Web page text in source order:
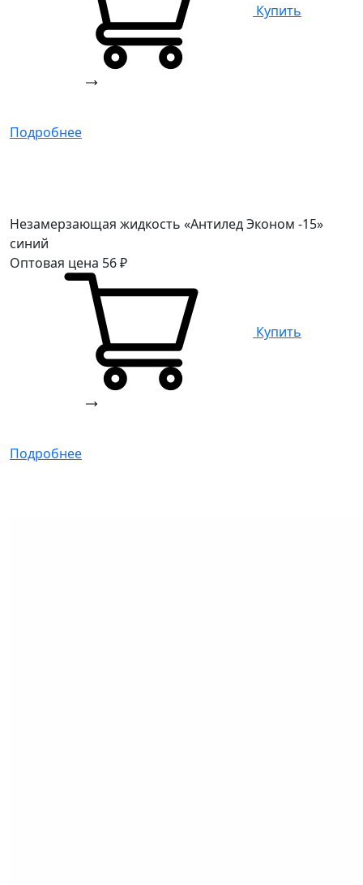
Купить
Подробнее
Незамерзающая жидкость «Антилед Эконом -15»
синий
Оптовая цена 56₽
Купить
Подробнее